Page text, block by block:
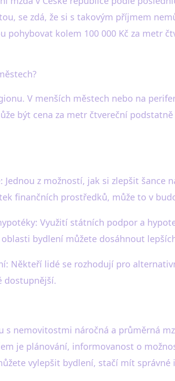
se zdá, že si s takovým příjmem
pohybovat kolem 100 000 Kč za metr
V menších městech nebo na
být cena za metr čtvereční
Jednou z možností, jak si zlepšit
finančních prostředků, může to v
Využití státních podpor a
bydlení můžete dosáhnout
Někteří lidé se rozhodují pro
dostupnější.
s nemovitostmi náročná a průměrná
je plánování, informovanost o
vylepšit bydlení, stačí mít